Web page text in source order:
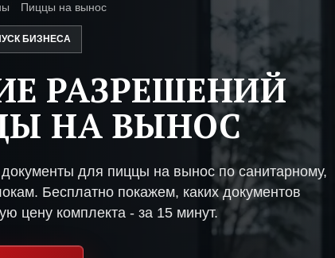
Пиццы на вынос
БИЗНЕСА
РАЗРЕШЕНИЙ
НА ВЫНОС
для пиццы на вынос по санитарному,
Бесплатно покажем, каких документов
цену комплекта - за 15 минут.